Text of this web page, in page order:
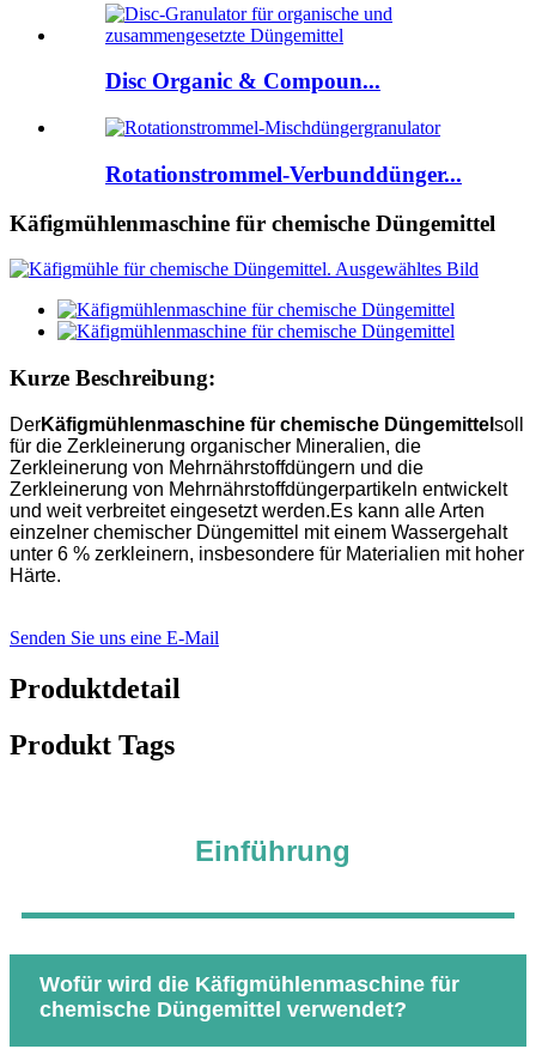
Disc Organic & Compoun...
Rotationstrommel-Verbunddünger...
Käfigmühlenmaschine für chemische Düngemittel
Kurze Beschreibung:
DerKäfigmühlenmaschine für chemische Düngemittel soll
für die Zerkleinerung organischer Mineralien, die
Zerkleinerung von Mehrnährstoffdüngern und die
Zerkleinerung von Mehrnährstoffdüngerpartikeln entwickelt
und weit verbreitet eingesetzt werden.Es kann alle Arten
einzelner chemischer Düngemittel mit einem Wassergehalt
unter 6 % zerkleinern, insbesondere für Materialien mit hoher
Härte.
Senden Sie uns eine E-Mail
Produktdetail
Produkt Tags
Einführung
Wofür wird die Käfigmühlenmaschine für
chemische Düngemittel verwendet?